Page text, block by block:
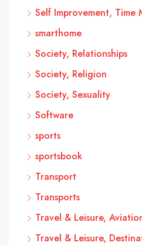
Self Improvement, Time
smarthome
Society, Relationships
Society, Religion
Society, Sexuality
Software
sports
sportsbook
Transport
Transports
Travel & Leisure,
Travel & Leisure,